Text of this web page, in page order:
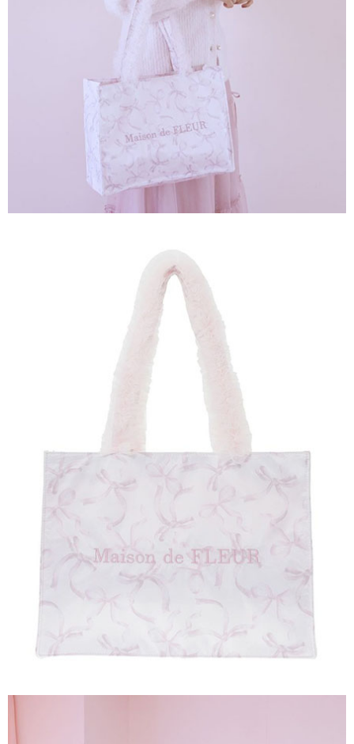
３．未成年的使用者請事先徵得法定代理人或監護人之同意方可使用
「AFTEE先享後付」，若未經同意申辦者引起之損失，本公司不負相關責
４．使用「AFTEE先享後付」時，將依據個別帳號之用戶狀況，依本公司即
時審查核予不同之上限額度；若仍有額度不足之情形，本公司將視審查結果
請求用戶進行身份認證。
５．嚴禁一人註冊多個帳號或使用他人資訊註冊。若發現惡意使用之情形，
恩沛科技股份有限公司將有權停止該用戶之使用額度並採取法律行動。
每筆NT$90，滿NT$888(含以上)免運費